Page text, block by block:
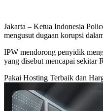
Jakarta – Ketua Indonesia
mengusut dugaan korupsi
IPW mendorong penyidik
yang disebut mencapai sekitar
Pakai Hosting Terbaik dan